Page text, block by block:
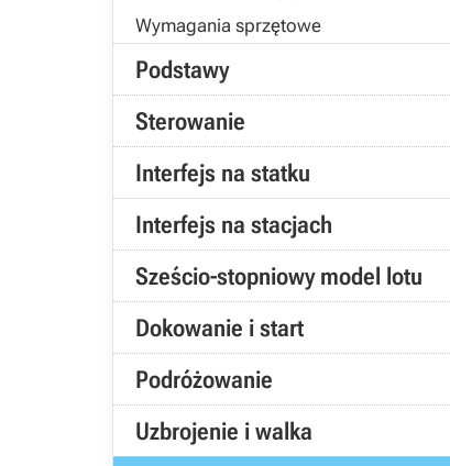
Wymagania sprzętowe
Podstawy
Sterowanie
Interfejs na statku
Interfejs na stacjach
Sześcio-stopniowy model lotu
Dokowanie i start
Podróżowanie
Uzbrojenie i walka